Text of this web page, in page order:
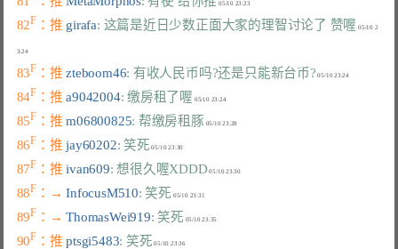
05/10 23:23
82F ：推 girafa: 这篇是近日少数正面大家的理智讨论了 赞喔 05/10 2
3:24
83F ：推 zteboom46: 有收人民币吗?还是只能新台币?
84F ：推 a9042004: 缴房租了喔 05/10 23:24
85F ：推 m06800825: 帮缴房租豚
86F ：推 jay60202: 笑死
87F ：推 ivan609: 想很久喔XDDD
88F ：→ InfocusM510: 笑死
89F ：→ ThomasWei919: 笑死
90F ：推 ptsgi5483: 笑死 05/10 23:36